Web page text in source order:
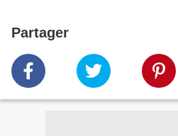
Partager